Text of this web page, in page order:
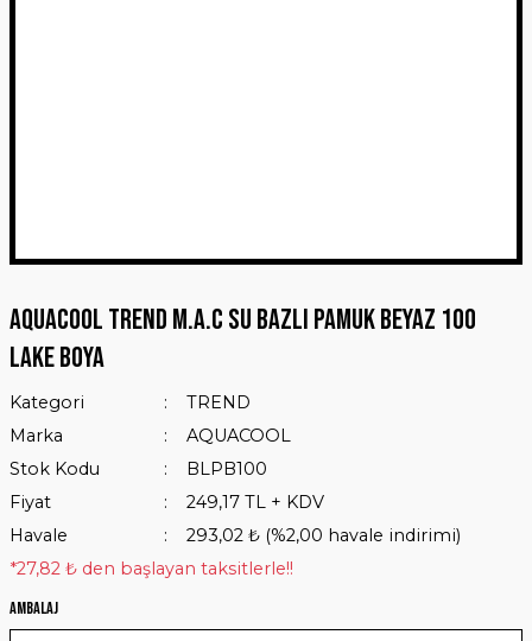
Aquacool Trend M.A.C Su Bazlı Pamuk Beyaz 100
Lake Boya
Kategori
TREND
Marka
AQUACOOL
Stok Kodu
BLPB100
Fiyat
249,17 TL + KDV
Havale
293,02 ₺ (%2,00 havale indirimi)
*27,82 ₺ den başlayan taksitlerle!!
Ambalaj